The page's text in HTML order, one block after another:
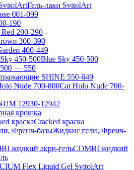
Гель-лаки SvitolArt
001-099
190
200-290
300-390
400-449
Blue Sky 450-500
— 550
SHINE 550-649
Cat Holo Nude 700-
12930-12942
крошка
Cracked краска
Жидкие гели, Френч-
COMBI жидкий